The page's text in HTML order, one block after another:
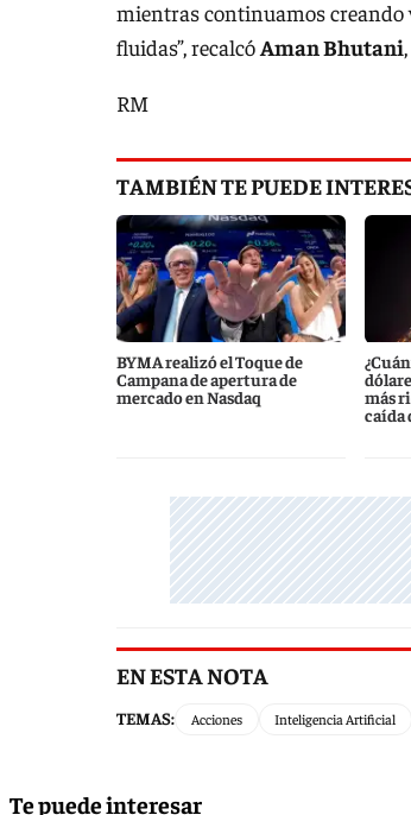
mientras continuamos creando
fluidas”, recalcóAman Bhutani
RM
TAMBIÉN TE PUEDE
BYMA realizó el Toque de
Campana de apertura de
mercado en Nasdaq
más
caída
EN ESTA NOTA
TEMAS: Acciones Inteligencia Artificial